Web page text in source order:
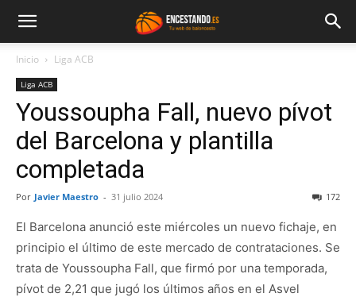
Inicio Liga ACB
Liga ACB
Youssoupha Fall, nuevo pívot
del Barcelona y plantilla
completada
Por Javier Maestro - 31 julio 2024 172
El Barcelona anunció este miércoles un nuevo fichaje, en
principio el último de este mercado de contrataciones. Se
trata de Youssoupha Fall, que firmó por una temporada,
pívot de 2,21 que jugó los últimos años en el Asvel